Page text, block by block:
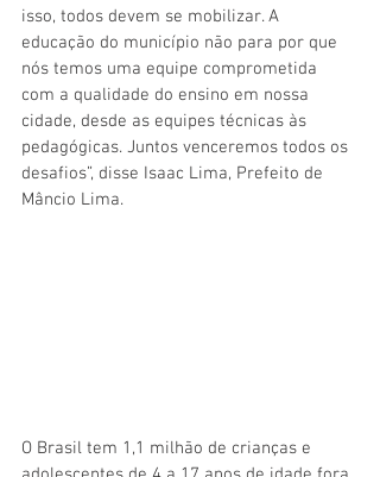
isso, todos devem se mobilizar. A
educação do município não para por que
nós temos uma equipe comprometida
com a qualidade do ensino em nossa
cidade, desde as equipes técnicas às
pedagógicas. Juntos venceremos todos os
desafios”, disse Isaac Lima, Prefeito de
Mâncio Lima.
O Brasil tem 1,1 milhão de crianças e